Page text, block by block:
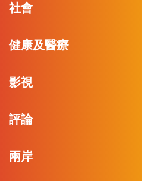
社會
健康及醫療
影視
評論
兩岸